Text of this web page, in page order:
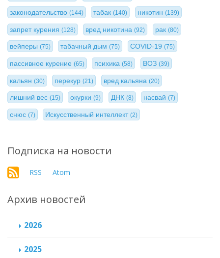
законодательство (144) табак(140) никотин (139)
запрет курения (128) вред никотина(92) рак (80)
вейперы (75) табачный дым(75) COVID-19 (75)
пассивное курение (65) психика(58) ВОЗ (39)
кальян (30) перекур(21) вред кальяна (20)
лишний вес (15) окурки(9) ДНК (8) насвай(7)
снюс (7) Искусственный интеллект(2)
Подписка на новости
RSS Atom
Архив новостей
2026
2025